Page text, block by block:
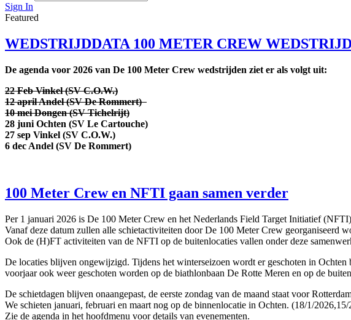
Sign In
Featured
WEDSTRIJDDATA 100 METER CREW
De agenda voor 2026 van De 100 Meter Crew wedstrijden ziet er als volgt uit:
22 Feb Vinkel (SV C.O.W.)
12 april Andel (SV De Rommert)
10 mei Dongen (SV Tichelrijt)
28 juni Ochten (SV Le Cartouche)
27 sep Vinkel (SV C.O.W.)
6 dec Andel (SV De Rommert)
100 Meter Crew en NFTI gaan samen verder
Per 1 januari 2026 is De 100 Meter Crew en het Nederlands Field Target Initiatief
Vanaf deze datum zullen alle schietactiviteiten door De 100 Meter Crew georganiseerd
Ook de (H)FT activiteiten van de NFTI op de buitenlocaties vallen onder deze
De locaties blijven ongewijzigd. Tijdens het winterseizoen wordt er geschoten in
voorjaar ook weer geschoten worden op de biathlonbaan De Rotte Meren en op de
De schietdagen blijven onaangepast, de eerste zondag van de maand staat voor
We schieten januari, februari en maart nog op de binnenlocatie in Ochten. (18/1/
Zie de agenda in het hoofdmenu voor details van evenementen.